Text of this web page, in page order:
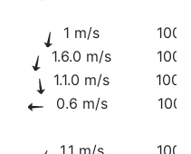
1 m/s
1.6.0 m/s
1.1.0 m/s
0.6 m/s
1.1 m/s